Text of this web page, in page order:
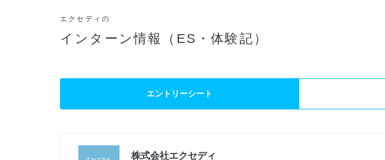
エクセディの
インターン情報（ES・体験記）
エントリーシート
株式会社エクセディ